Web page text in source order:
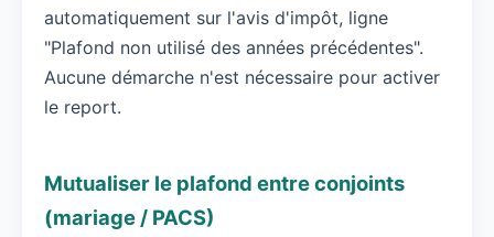
automatiquement sur l'avis d'impôt, ligne
"Plafond non utilisé des années précédentes".
Aucune démarche n'est nécessaire pour activer
le report.
Mutualiser le plafond entre conjoints
(mariage / PACS)